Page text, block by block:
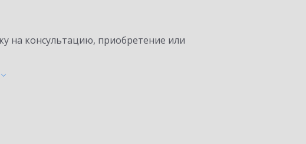
на консультацию, приобретение или